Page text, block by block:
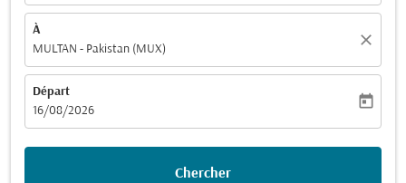
À
MULTAN - Pakistan (MUX)
close
Départ
fc-booking-departure-date-aria-label
16/08/2026
today
Chercher